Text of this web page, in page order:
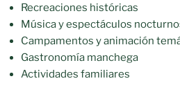
Recreaciones históricas
Música y espectáculos
Campamentos y animación
Gastronomía manchega
Actividades familiares